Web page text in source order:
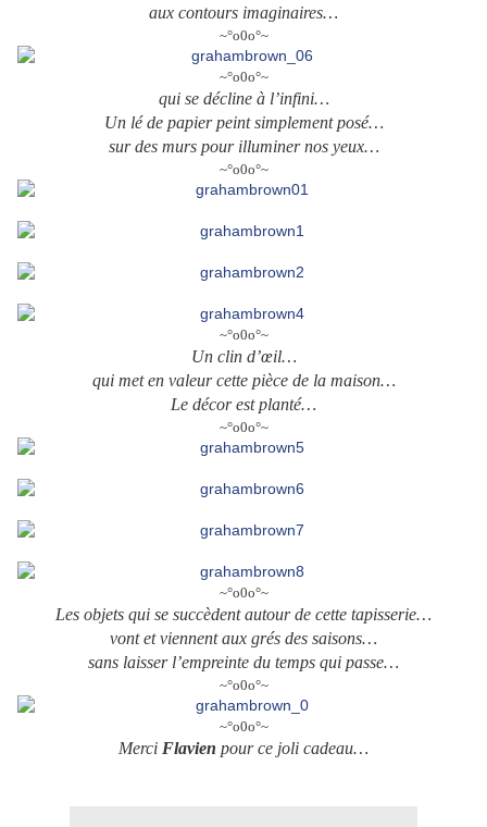
aux contours imaginaires…
~°o0o°~
~°o0o°~
qui se décline à l’infini…
Un lé de papier peint simplement posé…
sur des murs pour illuminer nos yeux…
~°o0o°~
~°o0o°~
Un clin d’œil…
qui met en valeur cette pièce de la maison…
Le décor est planté…
~°o0o°~
~°o0o°~
Les objets qui se succèdent autour de cette tapisserie…
vont et viennent aux grés des saisons…
sans laisser l’empreinte du temps qui passe…
~°o0o°~
~°o0o°~
Merci Flavien pour ce joli cadeau…